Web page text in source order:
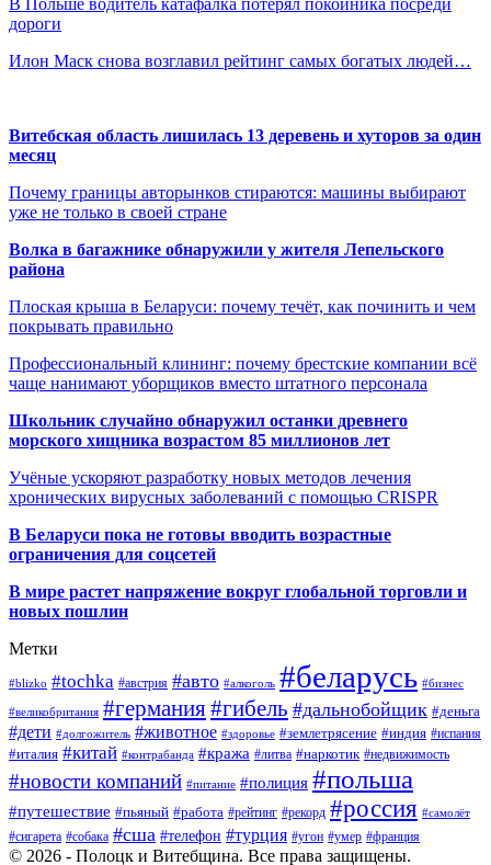
В Польше водитель катафалка потерял покойника посреди
дороги
Илон Маск снова возглавил рейтинг самых богатых людей…
Витебская область лишилась 13 деревень и хуторов за один
месяц
Почему границы авторынков стираются: машины выбирают
уже не только в своей стране
Волка в багажнике обнаружили у жителя Лепельского
района
Плоская крыша в Беларуси: почему течёт, как починить и чем
покрывать правильно
Профессиональный клининг: почему брестские компании всё
чаще нанимают уборщиков вместо штатного персонала
Школьник случайно обнаружил останки древнего
морского хищника возрастом 85 миллионов лет
Учёные ускоряют разработку новых методов лечения
хронических вирусных заболеваний с помощью CRISPR
В Беларуси пока не готовы вводить возрастные
ограничения для соцсетей
В мире растет напряжение вокруг глобальной торговли и
новых пошлин
Метки
#blizko #tochka #австрия #авто #алкоголь #беларусь #бизнес
#великобритания #германия#гибель #дальнобойщик #деньга
#дети #долгожитель #животное #здоровье #землетрясение #индия #испания
#италия #китай #контрабанда #кража #литва #наркотик #недвижимость
#новости компаний #питание #полиция #польша
#путешествие #пьяный #работа #рейтинг #рекорд #россия #самолёт
#сигарета #собака #сша #телефон #турция #угон #умер #франция
© 2026 - Полоцк и Витебщина. Все права защищены.